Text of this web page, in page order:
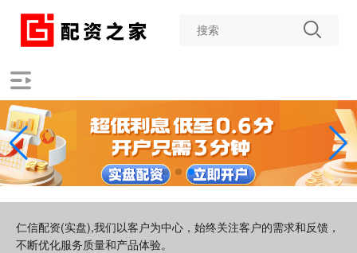
仁信配资(实盘),我们以客户为中心，始终关注客户的需求和反馈，
不断优化服务质量和产品体验。